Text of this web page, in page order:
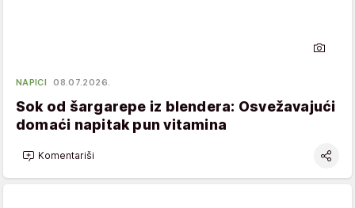
NAPICI 08.07.2026.
Sok od šargarepe iz blendera: Osvežavajući
domaći napitak pun vitamina
Komentariši